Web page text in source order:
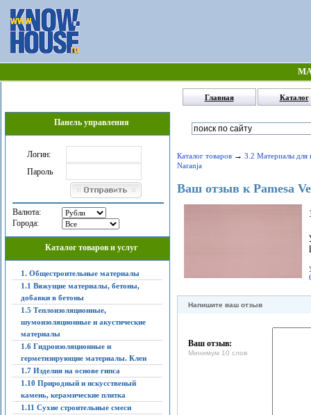
Главная Каталог
Панель управления
Логин:
Пароль
Валюта:
Города:
Каталог товаров и услуг
1. Общестроительные материалы
1.1 Вяжущие материалы, бетоны,
добавки в бетоны
1.5 Теплоизоляционные,
шумоизоляционные и акустические
материалы
1.6 Гидроизоляционные и
герметизирующие материалы. Клеи
1.7 Изделия на основе гипса
1.10 Природный и искусственый
камень, керамические плитка
1.11 Сухие строительные смеси
Каталог товаров→ 3.2 Материалы для
Naranja
Ваш отзыв к Pamesa
Напишите ваш отзыв
Ваш отзыв:
Минимум 10 слов